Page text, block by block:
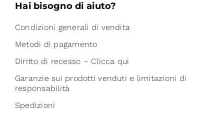
Hai bisogno di aiuto?
Condizioni generali di vendita
Metodi di pagamento
Diritto di recesso – Clicca qui
Garanzie sui prodotti venduti e limitazioni di
responsabilità
Spedizioni